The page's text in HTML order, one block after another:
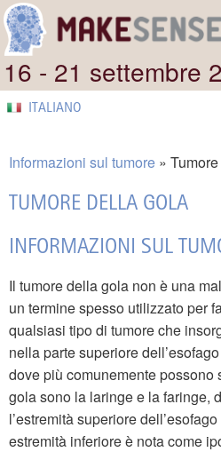
16 - 21 settembre
ITALIANO
Informazioni sul tumore
TUMORE DELLA GOLA
INFORMAZIONI SUL
Il tumore della gola non è una
un termine spesso utilizzato per
qualsiasi tipo di tumore che
nella parte superiore
dove più comunemente
gola sono la laringe e la faringe,
l’estremità superiore
estremità inferiore è nota come